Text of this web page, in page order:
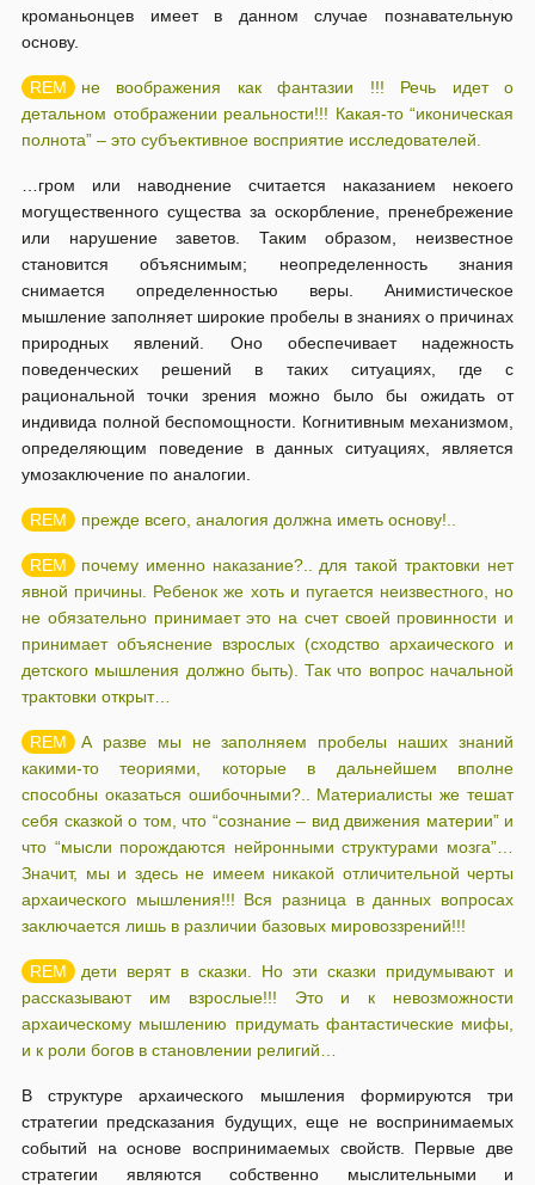
кроманьонцев имеет в данном случае познавательную
основу.
не воображения как фантазии !!! Речь идет о
детальном отображении реальности!!! Какая-то “иконическая
полнота” – это субъективное восприятие исследователей.
…гром или наводнение считается наказанием некоего
могущественного существа за оскорбление, пренебрежение
или нарушение заветов. Таким образом, неизвестное
становится объяснимым; неопределенность знания
снимается определенностью веры. Анимистическое
мышление заполняет широкие пробелы в знаниях о причинах
природных явлений. Оно обеспечивает надежность
поведенческих решений в таких ситуациях, где с
рациональной точки зрения можно было бы ожидать от
индивида полной беспомощности. Когнитивным механизмом,
определяющим поведение в данных ситуациях, является
умозаключение по аналогии.
прежде всего, аналогия должна иметь основу!..
почему именно наказание?.. для такой трактовки нет
явной причины. Ребенок же хоть и пугается неизвестного, но
не обязательно принимает это на счет своей провинности и
принимает объяснение взрослых (сходство архаического и
детского мышления должно быть). Так что вопрос начальной
трактовки открыт…
А разве мы не заполняем пробелы наших знаний
какими-то теориями, которые в дальнейшем вполне
способны оказаться ошибочными?.. Материалисты же тешат
себя сказкой о том, что “сознание – вид движения материи” и
что “мысли порождаются нейронными структурами мозга”…
Значит, мы и здесь не имеем никакой отличительной черты
архаического мышления!!! Вся разница в данных вопросах
заключается лишь в различии базовых мировоззрений!!!
дети верят в сказки. Но эти сказки придумывают и
рассказывают им взрослые!!! Это и к невозможности
архаическому мышлению придумать фантастические мифы,
и к роли богов в становлении религий…
В структуре архаического мышления формируются три
стратегии предсказания будущих, еще не воспринимаемых
событий на основе воспринимаемых свойств. Первые две
стратегии являются собственно мыслительными и